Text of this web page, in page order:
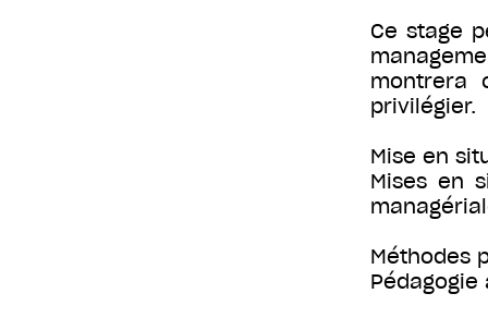
Ce stage
montrera
privilégier.
Mise en
Mises en
Méthodes